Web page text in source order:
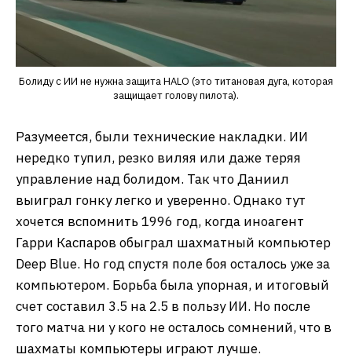
Болиду с ИИ не нужна защита HALO (это титановая дуга, которая
защищает голову пилота).
Разумеется, были технические накладки. ИИ
нередко тупил, резко виляя или даже теряя
управление над болидом. Так что Даниил
выиграл гонку легко и уверенно. Однако тут
хочется вспомнить 1996 год, когда иноагент
Гарри Каспаров обыграл шахматный компьютер
Deep Blue. Но год спустя поле боя осталось уже за
компьютером. Борьба была упорная, и итоговый
счет составил 3.5 на 2.5 в пользу ИИ. Но после
того матча ни у кого не осталось сомнений, что в
шахматы компьютеры играют лучше.